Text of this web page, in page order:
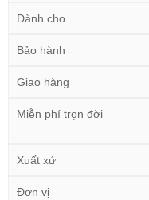
Dành cho
Bảo hành
Giao hàng
Miễn phí trọn đời
Xuất xứ
Đơn vị